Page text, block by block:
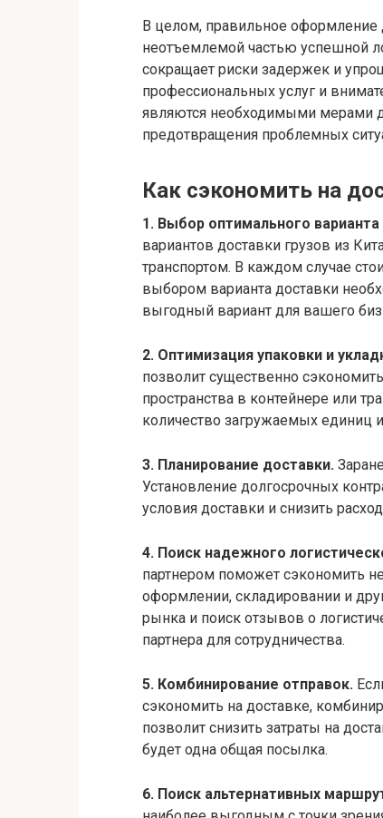
В целом, правильное оформление
неотъемлемой частью успешной
сокращает риски задержек и
профессиональных услуг и
являются необходимыми мерами
предотвращения проблемных
Как сэкономить на
1. Выбор оптимального
вариантов доставки грузов из
транспортом. В каждом случае
выбором варианта доставки
выгодный вариант для вашего
2. Оптимизация упаковки и
позволит существенно
пространства в контейнере или
количество загружаемых единиц
3. Планирование доставки.
Установление долгосрочных
условия доставки и снизить
4. Поиск надежного
партнером поможет сэкономить
оформлении, складировании и
рынка и поиск отзывов о
партнера для сотрудничества.
5. Комбинирование отправок.
сэкономить на доставке,
позволит снизить затраты на
будет одна общая посылка.
6. Поиск альтернативных